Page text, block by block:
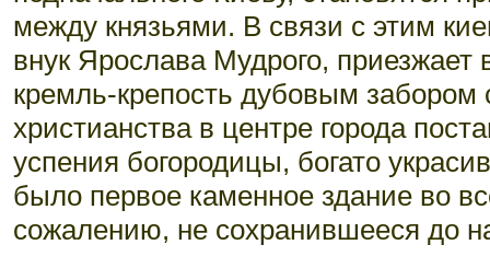
между князьями. В связи с этим
внук Ярослава Мудрого, приезжает
кремль-крепость дубовым
христианства в центре города
успения богородицы, богато
было первое каменное здание во
сожалению, не сохранившееся до